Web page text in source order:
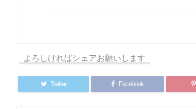
よろしければシェアお願いします
Twitter Facebook